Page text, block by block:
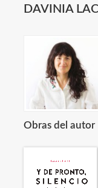
DAVINIA
Obras del autor